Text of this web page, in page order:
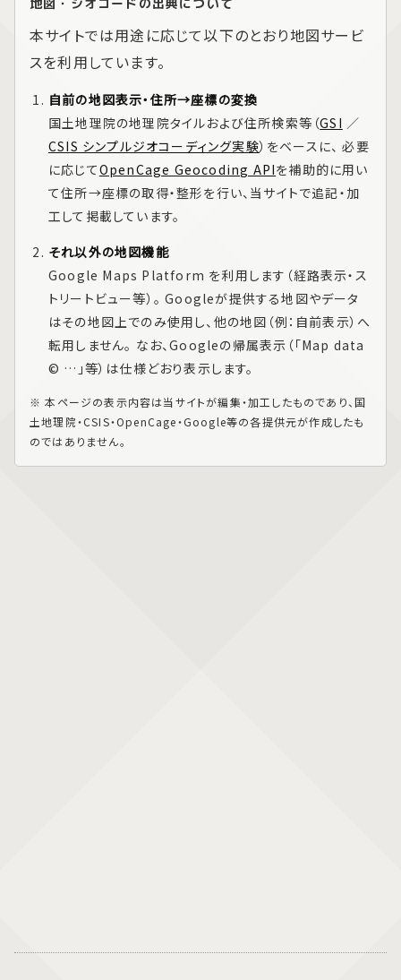
本サイトでは用途に応じて以下のとおり地図サービ
スを利用しています。
自前の地図表示・住所→座標の変換
国土地理院の地理院タイルおよび住所検索等（GSI ／
CSIS シンプルジオコーディング実験）をベースに、 必要
に応じてOpenCage Geocoding APIを補助的に用い
て住所→座標の取得・整形を行い、当サイトで追記・加
工して掲載しています。
それ以外の地図機能
Google Maps Platform を利用します（経路表示・ス
トリートビュー等）。 Googleが提供する地図やデータ
はその地図上でのみ使用し、他の地図（例：自前表示）へ
転用しません。 なお、Googleの帰属表示（「Map data
© …」等）は仕様どおり表示します。
※ 本ページの表示内容は当サイトが編集・加工したものであり、国
土地理院・CSIS・OpenCage・Google等の各提供元が作成したも
のではありません。